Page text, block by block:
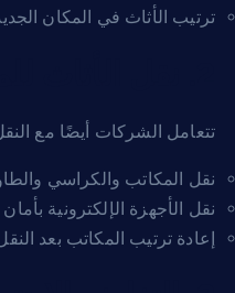
ترتيب الأثاث في المكان
تتعامل الشركات أيضًا مع
نقل المكاتب والكراسي
نقل الأجهزة الإلكترونية بأمان
إعادة ترتيب المكاتب بعد